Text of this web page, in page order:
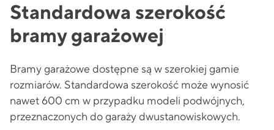
Standardowa szerokość
bramy garażowej
Bramy garażowe dostępne są w szerokiej gamie
rozmiarów. Standardowa szerokość może wynosić
nawet 600 cm w przypadku modeli podwójnych,
przeznaczonych do garaży dwustanowiskowych.